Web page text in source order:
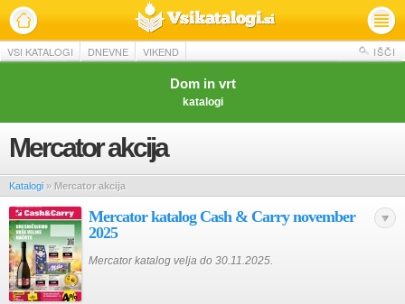
VSI KATALOGI DNEVNE VIKEND IŠČI
Dom in vrt
katalogi
Mercator akcija
Katalogi » Mercator akcija
Mercator katalog Cash & Carry november
2025
Mercator katalog velja do 30.11.2025.